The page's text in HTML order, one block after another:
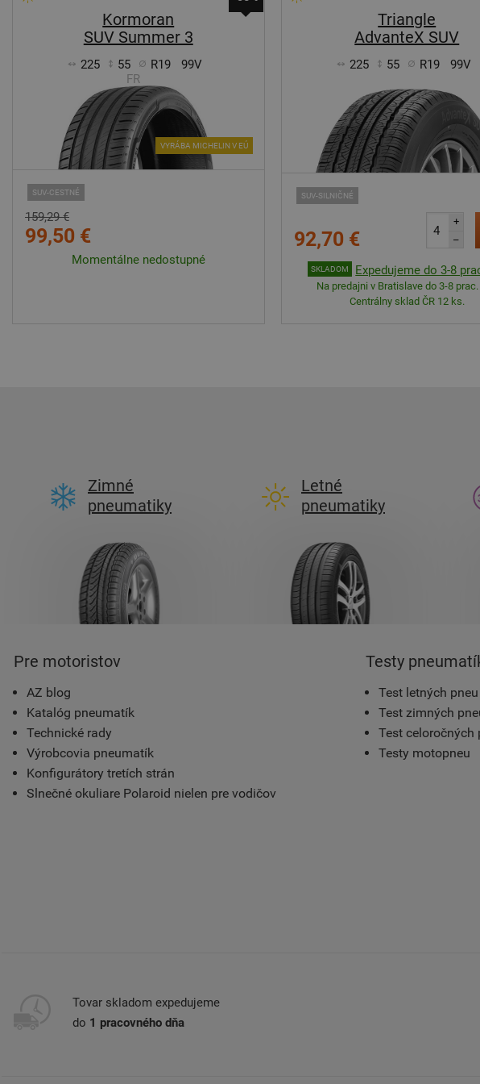
Kormoran
SUV Summer 3
225 55 R19
99V
FR
SUV-CESTNÉ
VYRÁBA MICHELIN V EÚ
159,29 €
99,50 €
Momentálne nedostupné
Triangle
AdvanteX SUV
225 55 R19 99V
SUV-SILNIČNÉ
92,70 €
+
–
SKLADOM Expedujeme do 3-8
Na predajni v Bratislave do 3-8
Centrálny sklad ČR 12 ks.
Zimné
pneumatiky
Letné
pneumatiky
Pre motoristov
AZ blog
Katalóg pneumatík
Technické rady
Výrobcovia pneumatík
Konfigurátory tretích strán
Slnečné okuliare Polaroid nielen pre vodičov
Testy
Test letných pneu
Test zimných
Test celoročných
Testy motopneu
Tovar skladom expedujeme
do 1 pracovného dňa